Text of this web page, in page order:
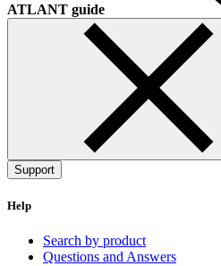
ATLANT guide
Support
Help
Search by product
Questions and Answers